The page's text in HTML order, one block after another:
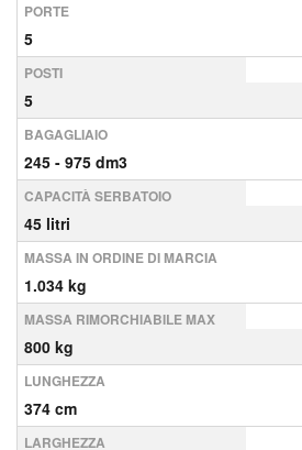
PORTE
5
POSTI
5
BAGAGLIAIO
245 - 975 dm3
CAPACITÀ SERBATOIO
45 litri
MASSA IN ORDINE DI MARCIA
1.034 kg
MASSA RIMORCHIABILE MAX
800 kg
LUNGHEZZA
374 cm
LARGHEZZA